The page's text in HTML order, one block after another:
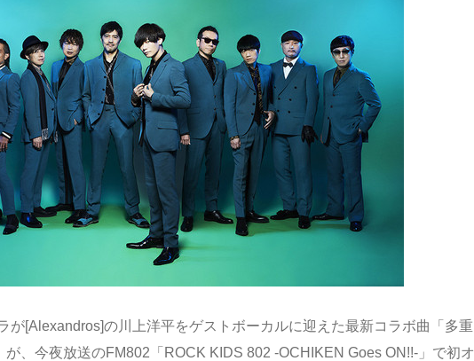
が[Alexandros]の川上洋平をゲストボーカルに迎えた最新コラボ曲「多重
が、今夜放送のFM802「ROCK KIDS 802 -OCHIKEN Goes ON!!-」で初オ